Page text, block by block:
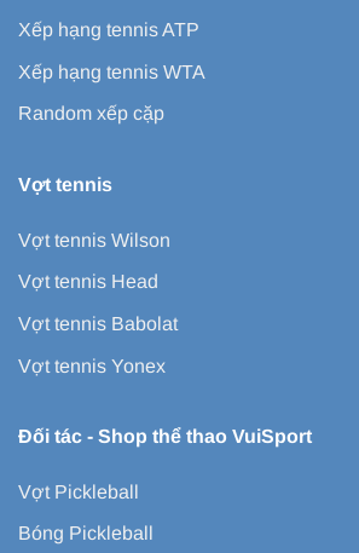
Xếp hạng tennis ATP
Xếp hạng tennis WTA
Random xếp cặp
Vợt tennis
Vợt tennis Wilson
Vợt tennis Head
Vợt tennis Babolat
Vợt tennis Yonex
Đối tác - Shop thể thao VuiSport
Vợt Pickleball
Bóng Pickleball